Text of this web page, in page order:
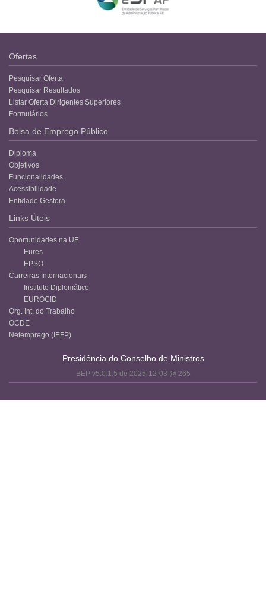
Ofertas
Pesquisar Oferta
Pesquisar Resultados
Listar Oferta Dirigentes Superiores
Formulários
Bolsa de Emprego Público
Diploma
Objetivos
Funcionalidades
Acessibilidade
Entidade Gestora
Links Úteis
Oportunidades na UE
Eures
EPSO
Carreiras Internacionais
Instituto Diplomático
EUROCID
Org. Int. do Trabalho
OCDE
Netemprego (IEFP)
Presidência do Conselho de Ministros
BEP v5.0.1.5 de 2025-12-03 @ 265